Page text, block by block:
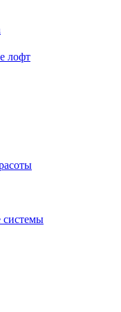
лофт
системы